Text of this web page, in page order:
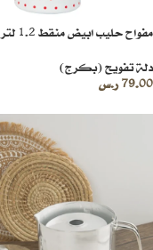
مفواح حليب ابيض منقط 1.2 لتر
دلة تفويح (بكرج)
79.00ر.س